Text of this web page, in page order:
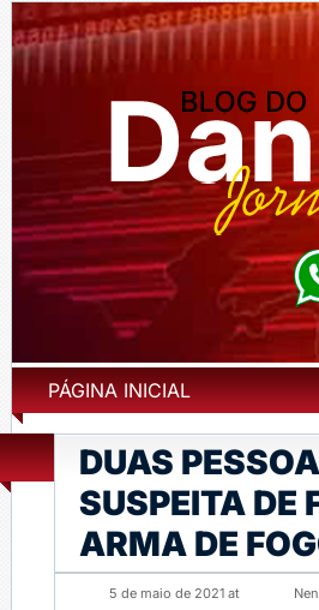
PÁGINA INICIAL
DUAS
SUSPEITA DE
ARMA DE
5 de maio de 2021 at